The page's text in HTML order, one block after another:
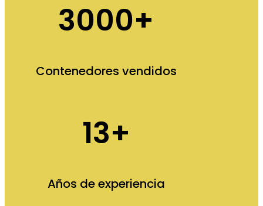
3000+
Contenedores vendidos
13+
Años de experiencia